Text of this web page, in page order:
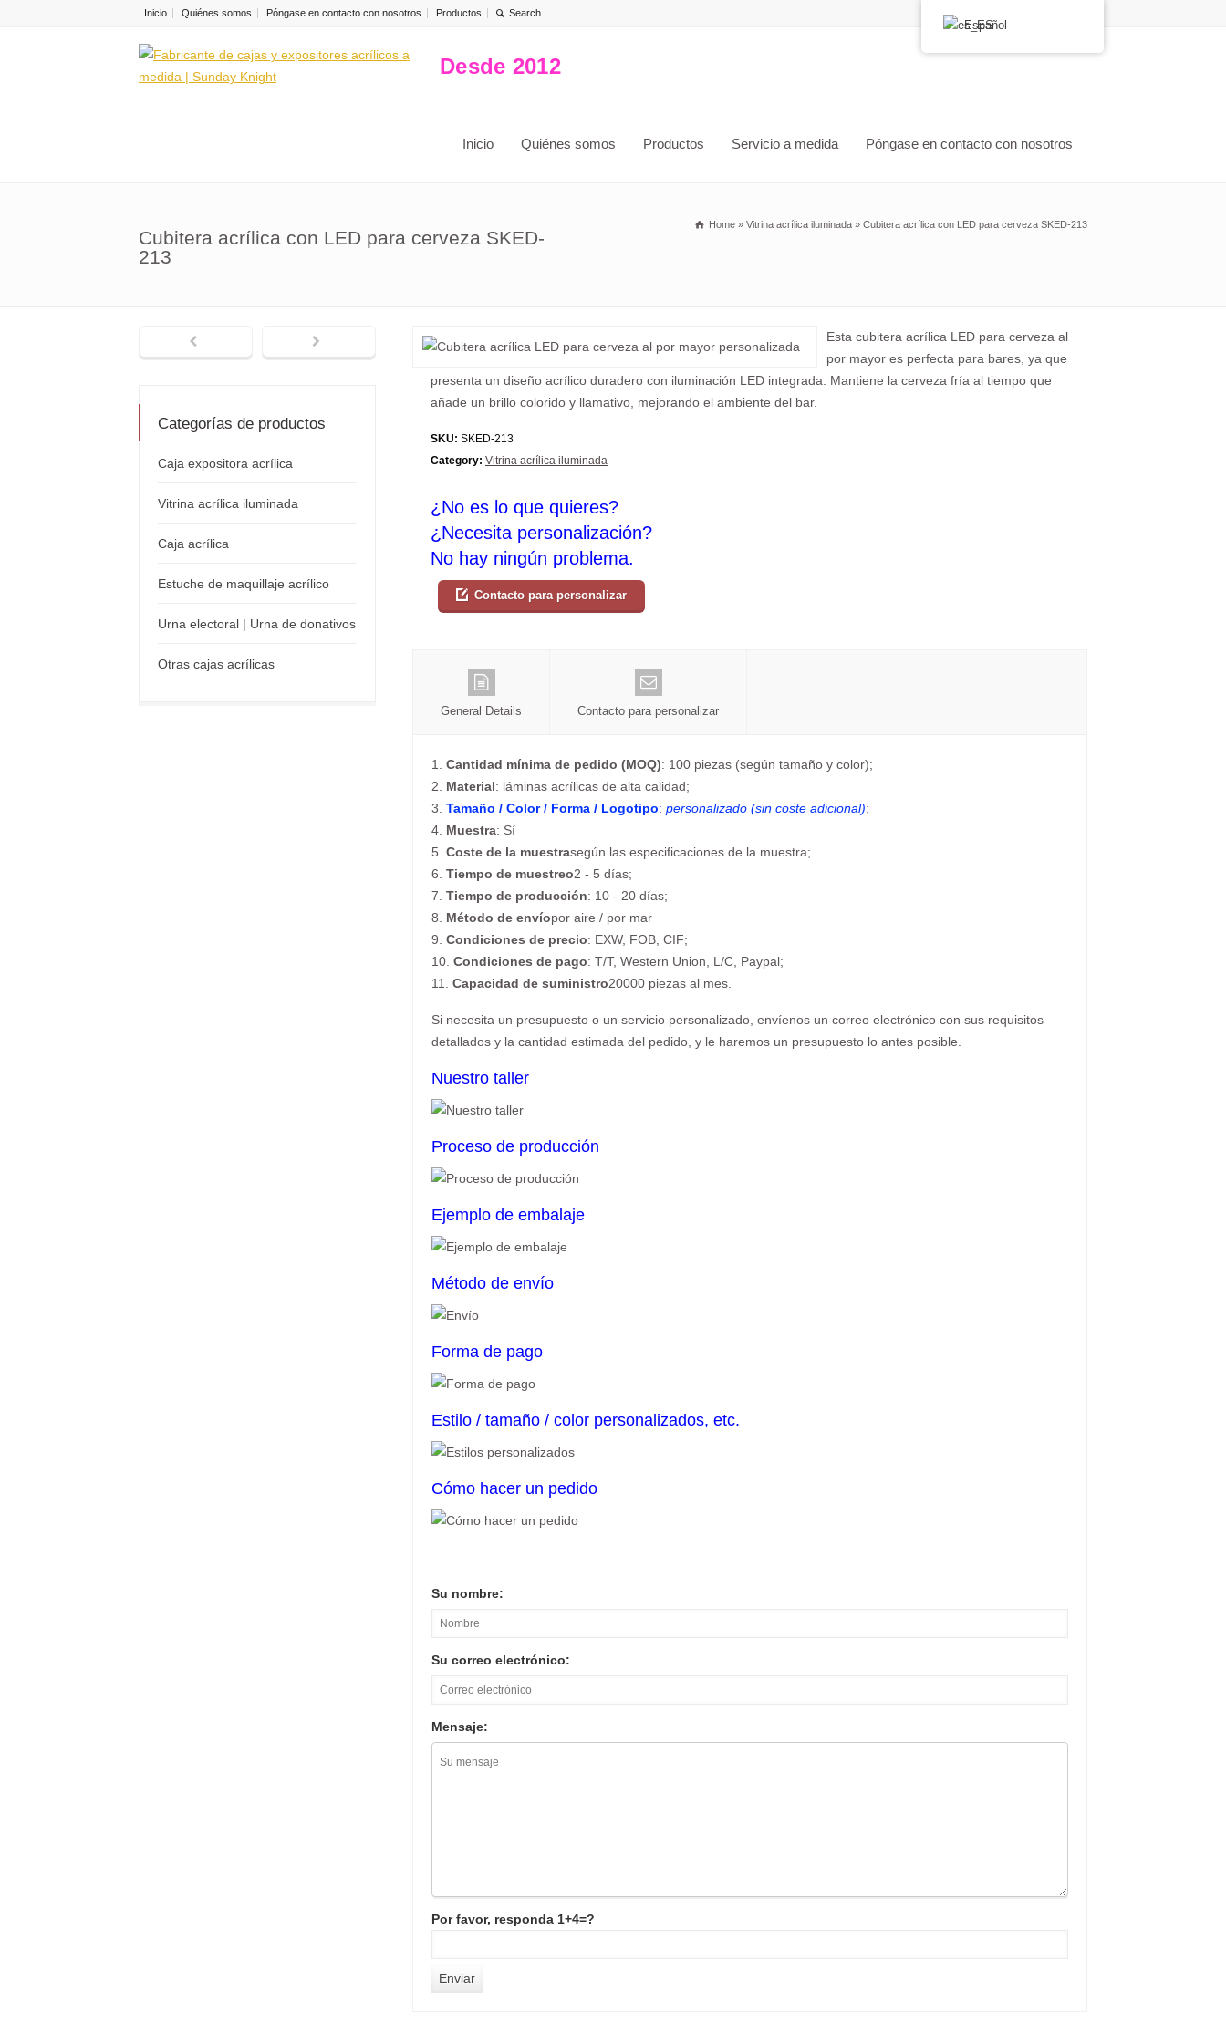
Inicio Quiénes somos Póngase en contacto con nosotros Productos
Desde 2012
Inicio Quiénes somos Productos Servicio a medida Póngase en contacto con nosotros
Cubitera acrílica con LED para cerveza SKED-
213
Home » Vitrina acrílica iluminada » Cubitera acrílica con LED para cerveza SKED-213
Esta cubitera acrílica LED para cerveza al
por mayor es perfecta para bares, ya que
presenta un diseño acrílico duradero con iluminación LED integrada. Mantiene la cerveza fría al tiempo que
añade un brillo colorido y llamativo, mejorando el ambiente del bar.
SKU: SKED-213
Category: Vitrina acrílica iluminada
¿No es lo que quieres?
¿Necesita personalización?
No hay ningún problema.
Contacto para personalizar
General Details Contacto para personalizar
1. Cantidad mínima de pedido (MOQ): 100 piezas (según tamaño y color);
2. Material: láminas acrílicas de alta calidad;
3. Tamaño / Color / Forma / Logotipo: personalizado (sin coste adicional);
4. Muestra: Sí
5. Coste de la muestrasegún las especificaciones de la muestra;
6. Tiempo de muestreo2 - 5 días;
7. Tiempo de producción: 10 - 20 días;
8. Método de envíopor aire / por mar
9. Condiciones de precio: EXW, FOB, CIF;
10. Condiciones de pago: T/T, Western Union, L/C, Paypal;
11. Capacidad de suministro20000 piezas al mes.
Si necesita un presupuesto o un servicio personalizado, envíenos un correo electrónico con sus requisitos
detallados y la cantidad estimada del pedido, y le haremos un presupuesto lo antes posible.
Nuestro taller
Proceso de producción
Ejemplo de embalaje
Método de envío
Forma de pago
Estilo / tamaño / color personalizados, etc.
Cómo hacer un pedido
Su nombre:
Su correo electrónico:
Mensaje:
Por favor, responda 1+4=?
Categorías de productos
Caja expositora acrílica
Vitrina acrílica iluminada
Caja acrílica
Estuche de maquillaje acrílico
Urna electoral | Urna de donativos
Otras cajas acrílicas
Español